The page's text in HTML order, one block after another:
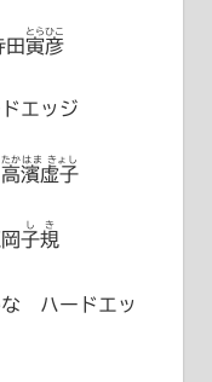
田寅彦
らひこ
エッジ
高濱虚子
たかはま きょし
子規
き
な ハードエッ